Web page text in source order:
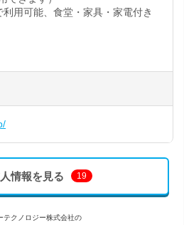
用可能、食堂・家具・家電付き
情報を見る 19
テクノロジー株式会社の